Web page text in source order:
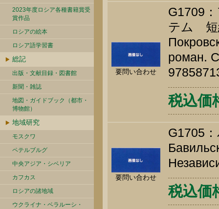
2023年度ロシア各種書籍賞受
賞作品
ロシアの絵本
ロシア語学習書
総記
出版・文献目録・図書館
新聞・雑誌
地図・ガイドブック（都市・
博物館）
地域研究
モスクワ
ペテルブルグ
中央アジア・シベリア
カフカス
ロシアの諸地域
ウクライナ・ベラルーシ・
要問い合わせ
G1709
テム 短
роман.
税込価
要問い合わせ
G1705
税込価